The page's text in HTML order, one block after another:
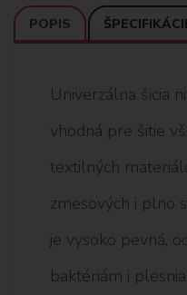
POPIS
Univerzálna šicia
vhodná pre šitie
textilných
zmesových i plno
je vysoko pevná,
baktériám i